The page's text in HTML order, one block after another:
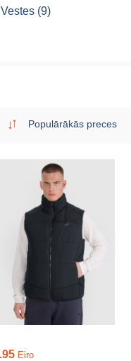
Vestes (9)
Populārākās preces
Eiro